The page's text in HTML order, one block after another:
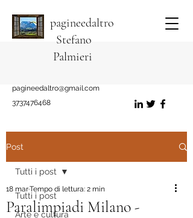
pagineedaltro
Stefano
Palmieri
pagineedaltro@gmail.com
3737476468
Post
Tutti i post
Arte e cultura
Tutti i post
Paralimpiadi Milano -
18 marTempo di lettura: 2 min